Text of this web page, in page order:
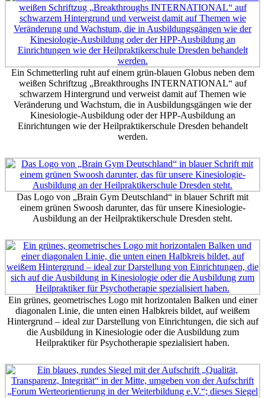
Ein Schmetterling ruht auf einem grün-blauen Globus neben dem
weißen Schriftzug „Breakthroughs INTERNATIONAL“ auf
schwarzem Hintergrund und verweist damit auf Themen wie
Veränderung und Wachstum, die in Ausbildungsgängen wie der
Kinesiologie-Ausbildung oder der HPP-Ausbildung an
Einrichtungen wie der Heilpraktikerschule Dresden behandelt
werden.
Das Logo von „Brain Gym Deutschland“ in blauer Schrift mit
einem grünen Swoosh darunter, das für unsere Kinesiologie-
Ausbildung an der Heilpraktikerschule Dresden steht.
Ein grünes, geometrisches Logo mit horizontalen Balken und einer
diagonalen Linie, die unten einen Halbkreis bildet, auf weißem
Hintergrund – ideal zur Darstellung von Einrichtungen, die sich auf
die Ausbildung in Kinesiologie oder die Ausbildung zum
Heilpraktiker für Psychotherapie spezialisiert haben.